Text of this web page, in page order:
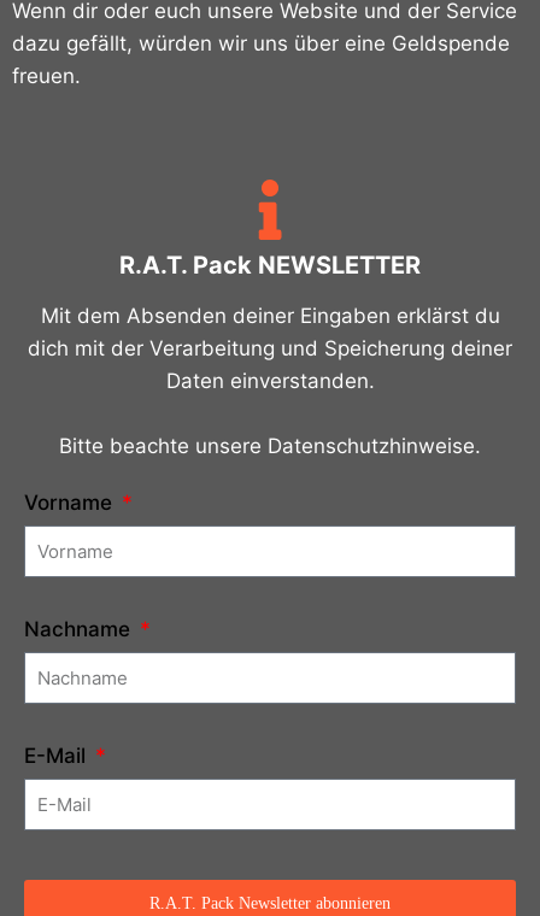
Wenn dir oder euch unsere Website und der Service
dazu gefällt, würden wir uns über eine Geldspende
freuen.
R.A.T. Pack NEWSLETTER
Mit dem Absenden deiner Eingaben erklärst du
dich mit der Verarbeitung und Speicherung deiner
Daten einverstanden.
Bitte beachte unsere Datenschutzhinweise.
Vorname
Nachname
E-Mail
R.A.T. Pack Newsletter abonnieren